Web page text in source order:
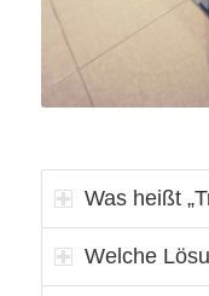
Was heißt
Welche